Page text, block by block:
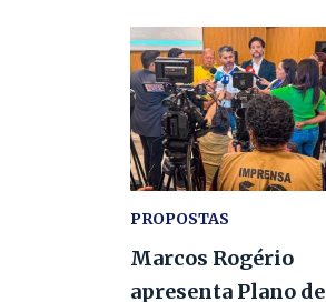
PROPOSTAS
Marcos Rogério
apresenta Plano de